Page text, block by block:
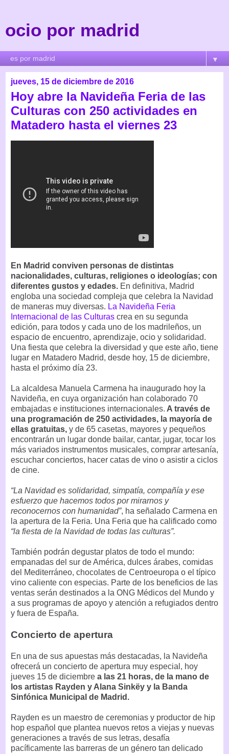
ocio por madrid
▼
jueves, 15 de diciembre de 2016
Hoy abre la Navideña Feria de las
Culturas con 250 actividades en
Matadero hasta el viernes 23
En Madrid conviven personas de distintas
nacionalidades, culturas, religiones o ideologías; con
diferentes gustos y edades. En definitiva, Madrid
engloba una sociedad compleja que celebra la Navidad
de maneras muy diversas. La Navideña Feria
Internacional de las Culturas crea en su segunda
edición, para todos y cada uno de los madrileños, un
espacio de encuentro, aprendizaje, ocio y solidaridad.
Una fiesta que celebra la diversidad y que este año, tiene
lugar en Matadero Madrid, desde hoy, 15 de diciembre,
hasta el próximo día 23.
La alcaldesa Manuela Carmena ha inaugurado hoy la
Navideña, en cuya organización han colaborado 70
embajadas e instituciones internacionales. A través de
una programación de 250 actividades, la mayoría de
ellas gratuitas, y de 65 casetas, mayores y pequeños
encontrarán un lugar donde bailar, cantar, jugar, tocar los
más variados instrumentos musicales, comprar artesanía,
escuchar conciertos, hacer catas de vino o asistir a ciclos
de cine.
“La Navidad es solidaridad, simpatía, compañía y ese
esfuerzo que hacemos todos por mirarnos y
reconocernos con humanidad”, ha señalado Carmena en
la apertura de la Feria. Una Feria que ha calificado como
“la fiesta de la Navidad de todas las culturas”.
También podrán degustar platos de todo el mundo:
empanadas del sur de América, dulces árabes, comidas
del Mediterráneo, chocolates de Centroeuropa o el típico
vino caliente con especias. Parte de los beneficios de las
ventas serán destinados a la ONG Médicos del Mundo y
a sus programas de apoyo y atención a refugiados dentro
y fuera de España.
Concierto de apertura
En una de sus apuestas más destacadas, la Navideña
ofrecerá un concierto de apertura muy especial, hoy
jueves 15 de diciembre a las 21 horas, de la mano de
los artistas Rayden y Alana Sinkëy y la Banda
Sinfónica Municipal de Madrid.
Rayden es un maestro de ceremonias y productor de hip
hop español que plantea nuevos retos a viejas y nuevas
generaciones a través de sus letras, desafía
pacíficamente las barreras de un género tan delicado